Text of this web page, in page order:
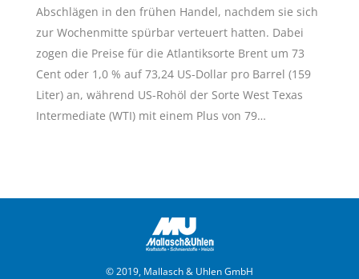
Abschlägen in den frühen Handel, nachdem sie sich
zur Wochenmitte spürbar verteuert hatten. Dabei
zogen die Preise für die Atlantiksorte Brent um 73
Cent oder 1,0 % auf 73,24 US-Dollar pro Barrel (159
Liter) an, während US-Rohöl der Sorte West Texas
Intermediate (WTI) mit einem Plus von 79…
© 2019, Mallasch & Uhlen GmbH